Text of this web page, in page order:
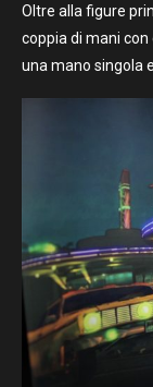
Oltre alla figure
coppia di mani con
una mano singola